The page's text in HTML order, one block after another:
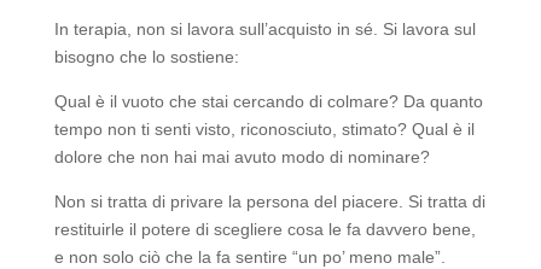
In terapia, non si lavora sull’acquisto in sé. Si lavora sul
bisogno che lo sostiene:
Qual è il vuoto che stai cercando di colmare? Da quanto
tempo non ti senti visto, riconosciuto, stimato? Qual è il
dolore che non hai mai avuto modo di nominare?
Non si tratta di privare la persona del piacere. Si tratta di
restituirle il potere di scegliere cosa le fa davvero bene,
e non solo ciò che la fa sentire “un po’ meno male”.